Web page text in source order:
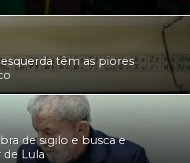
têm as piores
de sigilo e busca e
de Lula